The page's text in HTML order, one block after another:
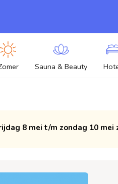
Sauna & Beauty
8 mei t/m zondag 10